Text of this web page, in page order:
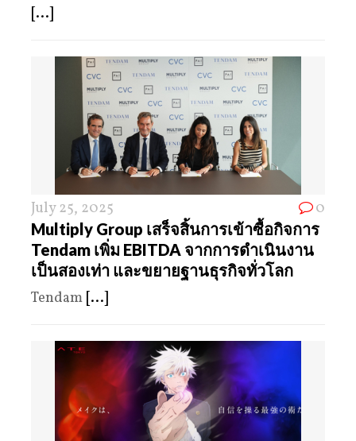
[...]
July 25, 2025 0
Multiply Group เสร็จสิ้นการเข้าซื้อกิจการ
Tendam เพิ่ม EBITDA จากการดำเนินงาน
เป็นสองเท่า และขยายฐานธุรกิจทั่วโลก
Tendam [...]